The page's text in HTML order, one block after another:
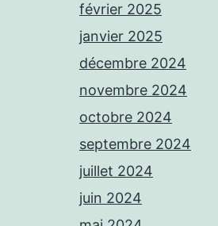
février 2025
janvier 2025
décembre 2024
novembre 2024
octobre 2024
septembre 2024
juillet 2024
juin 2024